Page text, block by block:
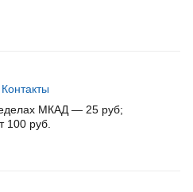
Контакты
МКАД — 25 руб;
100 руб.